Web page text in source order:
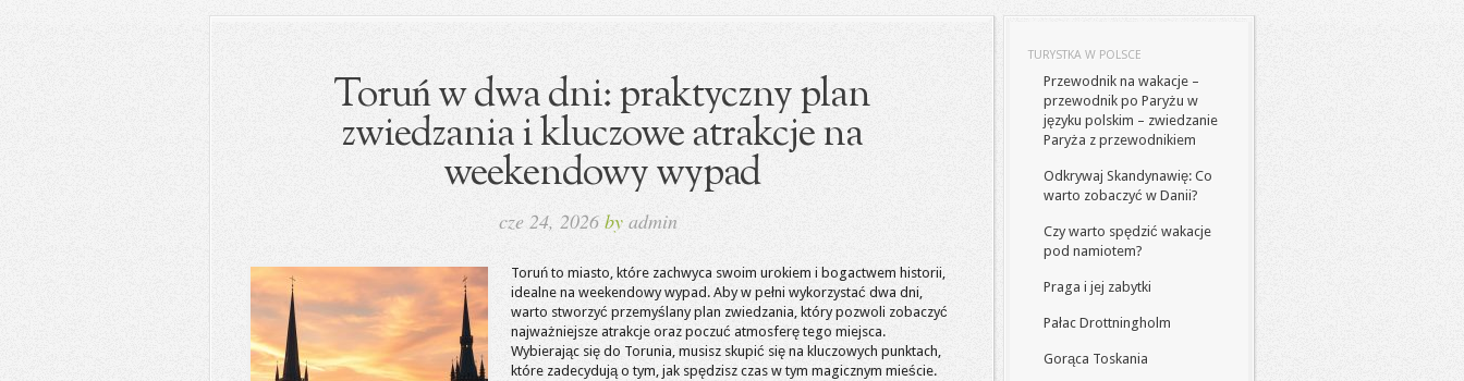
Toruń w dwa dni: praktyczny plan
zwiedzania i kluczowe atrakcje na
weekendowy wypad
cze 24, 2026 by admin
Toruń to miasto, które zachwyca swoim urokiem i bogactwem historii,
idealne na weekendowy wypad. Aby w pełni wykorzystać dwa dni,
warto stworzyć przemyślany plan zwiedzania, który pozwoli zobaczyć
najważniejsze atrakcje oraz poczuć atmosferę tego miejsca.
Wybierając się do Torunia, musisz skupić się na kluczowych punktach,
które zadecydują o tym, jak spędzisz czas w tym magicznym mieście.
TURYSTKA W POLSCE
Przewodnik na wakacje –
przewodnik po Paryżu w
języku polskim – zwiedzanie
Paryża z przewodnikiem
Odkrywaj Skandynawię: Co
warto zobaczyć w Danii?
Czy warto spędzić wakacje
pod namiotem?
Praga i jej zabytki
Pałac Drottningholm
Gorąca Toskania